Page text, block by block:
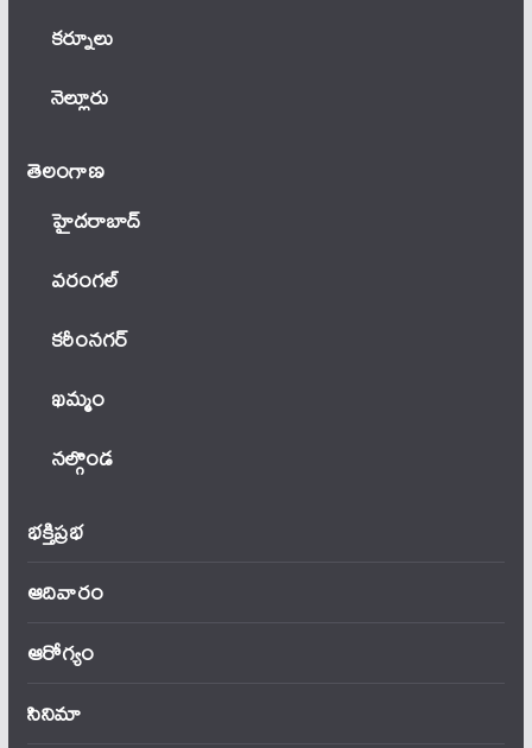
కర్నూలు
నెల్లూరు
తెలంగాణ‌
హైదరాబాద్
వ‌రంగ‌ల్
కరీంనగర్
ఖ‌మ్మం
నల్గొండ
భక్తిప్రభ
ఆదివారం
ఆరోగ్యం
సినిమా